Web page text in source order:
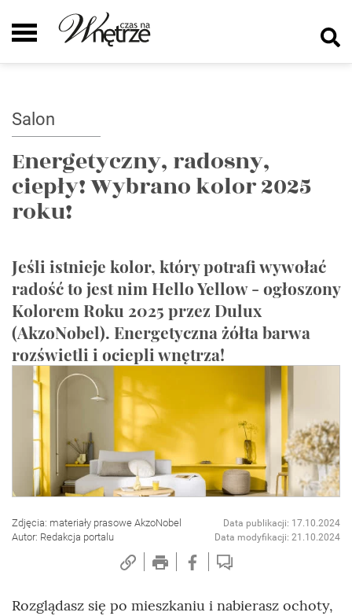
Salon
Energetyczny, radosny,
ciepły! Wybrano kolor 2025
roku!
Jeśli istnieje kolor, który potrafi wywołać
radość to jest nim Hello Yellow - ogłoszony
Kolorem Roku 2025 przez Dulux
(AkzoNobel). Energetyczna żółta barwa
rozświetli i ociepli wnętrza!
Zdjęcia: materiały prasowe AkzoNobel
Autor: Redakcja portalu
Data publikacji: 17.10.2024
Data modyfikacji: 21.10.2024
Rozglądasz się po mieszkaniu i nabierasz ochoty,